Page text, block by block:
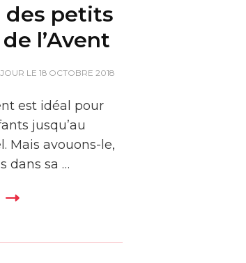
des petits
l’Avent
LE18 OCTOBRE 2018
est idéal pour
jusqu’au
Mais avouons-le,
dans sa …